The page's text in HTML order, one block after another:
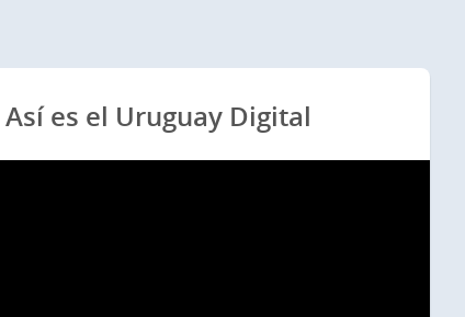
Así es el Uruguay Digital